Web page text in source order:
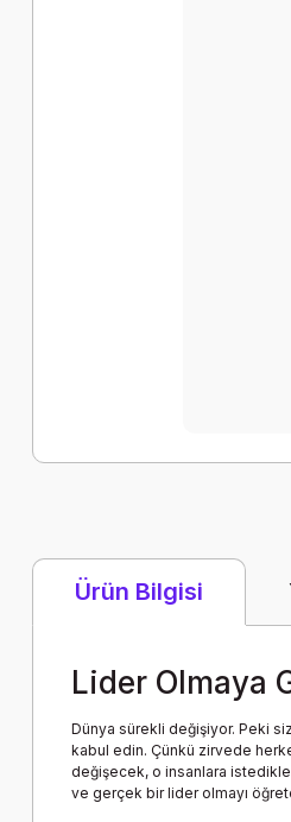
Ürün Bilgisi
Lider Olmaya
Dünya sürekli değişiyor. Peki
kabul edin. Çünkü zirvede
değişecek, o insanlara
ve gerçek bir lider olmayı